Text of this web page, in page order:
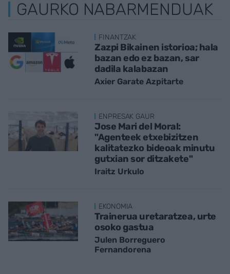
GAURKO NABARMENDUAK
FINANTZAK
Zazpi Bikainen istorioa; hala
bazan edo ez bazan, sar
dadila kalabazan
Axier Garate Azpitarte
ENPRESAK GAUR
Jose Mari del Moral:
"Agenteek etxebizitzen
kalitatezko bideoak minutu
gutxian sor ditzakete"
Iraitz Urkulo
EKONOMIA
Trainerua uretaratzea, urte
osoko gastua
Julen Borreguero
Fernandorena